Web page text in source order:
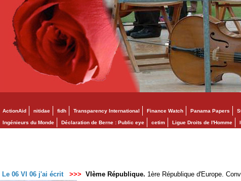
ActionAid nitidae fidh Transparency International Finance Watch Panama Papers
Ingénieurs du Monde Déclaration de Berne : Public eye cetim Ligue Droits de l'Homme
Le 06 VI 06 j'ai écrit >>> VIème République. 1ère République d'Europe.